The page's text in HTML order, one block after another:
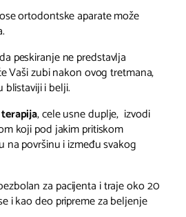
ortodontske aparate može
peskiranje ne predstavlja
Vaši zubi nakon ovog tretmana,
blistaviji i belji.
, cele usne duplje, izvodi
koji pod jakim pritiskom
na površinu i između svakog
za pacijenta i traje oko 20
i kao deo pripreme za beljenje